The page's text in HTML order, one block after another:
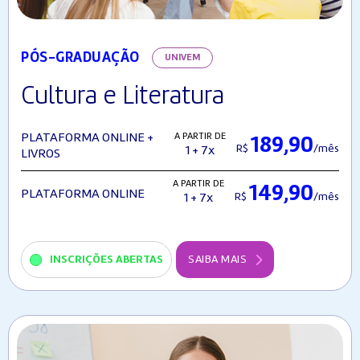
PÓS-GRADUAÇÃO UNIVEM
Cultura e Literatura
PLATAFORMA ONLINE +
LIVROS
A PARTIR DE
1 + 7x R$ 189,90/mês
PLATAFORMA ONLINE
A PARTIR DE
1 + 7x R$ 149,90/mês
INSCRIÇÕES ABERTAS SAIBA MAIS